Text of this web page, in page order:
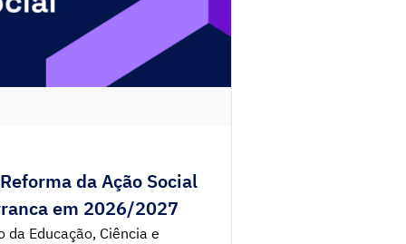
da Ação Social
em 2026/2027
Educação, Ciência e